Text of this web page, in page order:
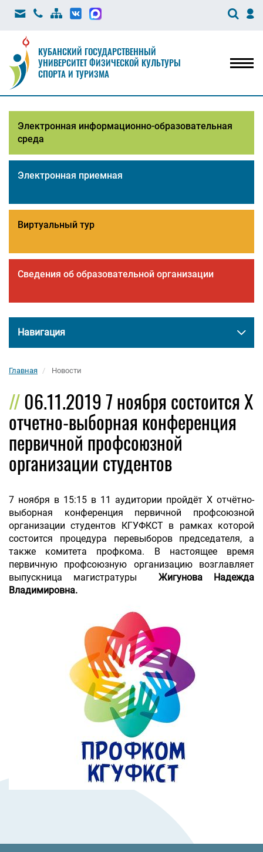
КУБАНСКИЙ ГОСУДАРСТВЕННЫЙ
УНИВЕРСИТЕТ ФИЗИЧЕСКОЙ КУЛЬТУРЫ
СПОРТА И ТУРИЗМА
Электронная информационно-образовательная
среда
Электронная приемная
Виртуальный тур
Сведения об образовательной организации
Навигация
Главная Новости
06.11.2019 7 ноября состоится X
отчетно-выборная конференция
первичной профсоюзной
организации студентов
7 ноября в 15:15 в 11 аудитории пройдёт X отчётно-
выборная конференция первичной профсоюзной
организации студентов КГУФКСТ в рамках которой
состоится процедура перевыборов председателя, а
также комитета профкома. В настоящее время
первичную профсоюзную организацию возглавляет
выпускница магистратурыЖигунова Надежда
Владимировна.